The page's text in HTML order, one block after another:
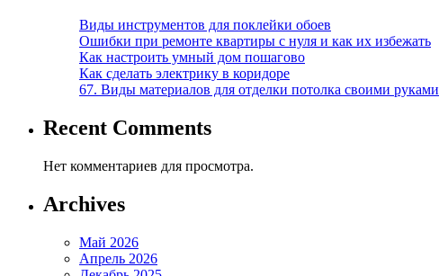
Виды инструментов для поклейки обоев
Ошибки при ремонте квартиры с нуля и как их избежать
Как настроить умный дом пошагово
Как сделать электрику в коридоре
67. Виды материалов для отделки потолка своими руками
Recent Comments
Нет комментариев для просмотра.
Archives
Май 2026
Апрель 2026